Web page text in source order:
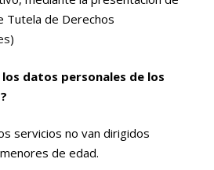
Tutela de Derechos
)
datos personales de los
servicios no van dirigidos
de edad.